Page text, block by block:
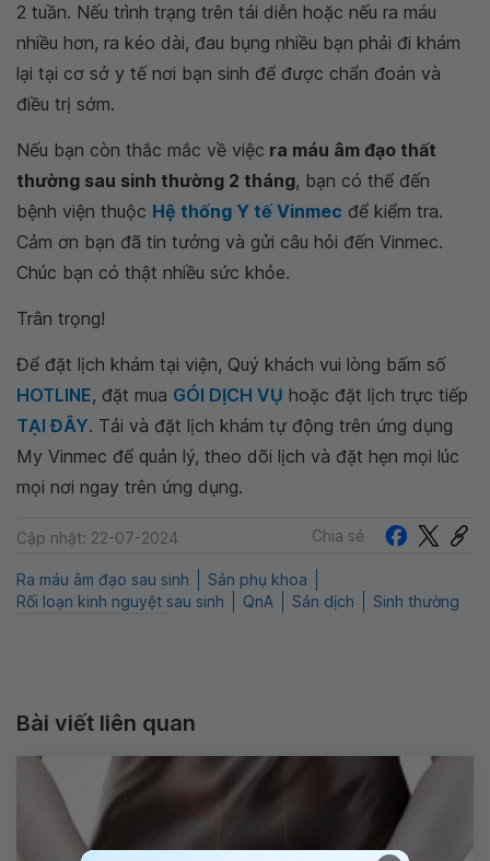
2 tuần. Nếu trình trạng trên tái diễn hoặc nếu ra máu
nhiều hơn, ra kéo dài, đau bụng nhiều bạn phải đi khám
lại tại cơ sở y tế nơi bạn sinh để được chẩn đoán và
điều trị sớm.
Nếu bạn còn thắc mắc về việc ra máu âm đạo thất
thường sau sinh thường 2 tháng, bạn có thể đến
bệnh viện thuộc Hệ thống Y tế Vinmec để kiểm tra.
Cảm ơn bạn đã tin tưởng và gửi câu hỏi đến Vinmec.
Chúc bạn có thật nhiều sức khỏe.
Trân trọng!
Để đặt lịch khám tại viện, Quý khách vui lòng bấm số
HOTLINE, đặt mua GÓI DỊCH VỤ hoặc đặt lịch trực tiếp
TẠI ĐÂY. Tải và đặt lịch khám tự động trên ứng dụng
My Vinmec để quản lý, theo dõi lịch và đặt hẹn mọi lúc
mọi nơi ngay trên ứng dụng.
Cập nhật: 22-07-2024 Chia sẻ
Ra máu âm đạo sau sinh
Sản phụ khoa
Rối loạn kinh nguyệt sau sinh
QnA Sản dịch Sinh thường
Bài viết liên quan